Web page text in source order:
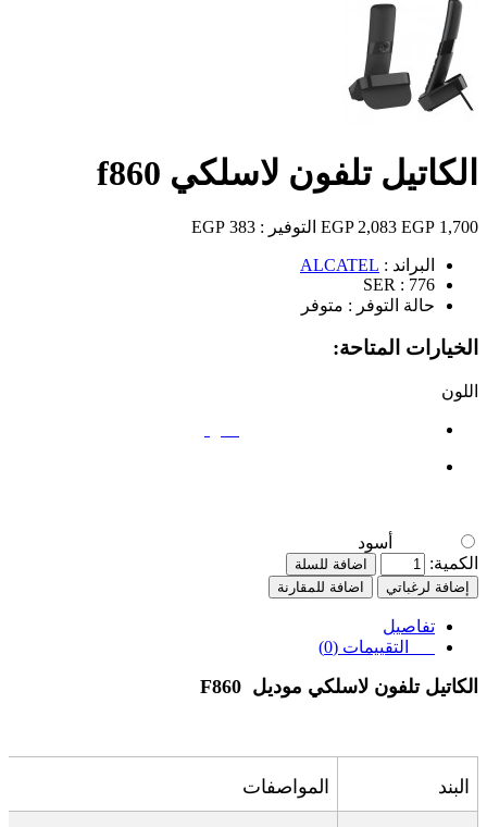
الكاتيل تلفون لاسلكي f860
1,700 EGP
2,083 EGP التوفير : 383 EGP
البراند : ALCATEL
SER : 776
حالة التوفر : متوفر
الخيارات المتاحة:
اللون
أسود
الكمية:
اضافة للسلة
إضافة لرغباتي
اضافة للمقارنة
تفاصيل
التقييمات (0)
الكاتيل تلفون لاسلكي موديل F860
البند المواصفات